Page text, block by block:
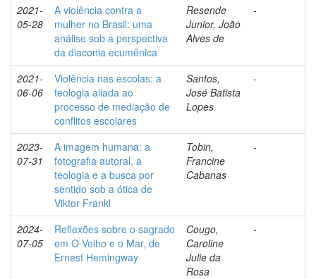
2021-
05-28
A violência contra a
mulher no Brasil: uma
análise sob a perspectiva
da diaconia ecumênica
Resende
Junior, João
Alves de
-
2021-
06-06
Violência nas escolas: a
teologia aliada ao
processo de mediação de
conflitos escolares
Santos,
José Batista
Lopes
-
2023-
07-31
A imagem humana: a
fotografia autoral, a
teologia e a busca por
sentido sob a ótica de
Viktor Frankl
Tobin,
Francine
Cabanas
-
2024-
07-05
Reflexões sobre o sagrado
em O Velho e o Mar, de
Ernest Hemingway
Cougo,
Caroline
Julie da
Rosa
-